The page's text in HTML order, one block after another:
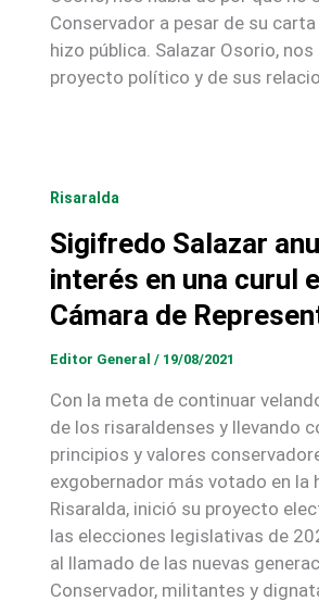
Conservador a pesar de su
hizo pública. Salazar Osorio, nos
proyecto político y de sus
Risaralda
Sigifredo Salazar
interés en una curul
Cámara de
Editor General / 19/08/2021
Con la meta de continuar
de los risaraldenses y llevando
principios y valores
exgobernador más votado en la
Risaralda, inició su proyecto
las elecciones legislativas de
al llamado de las nuevas
Conservador, militantes y